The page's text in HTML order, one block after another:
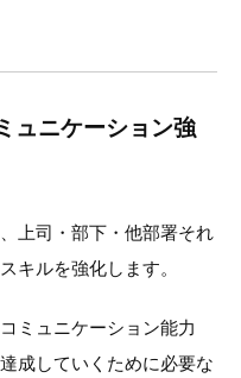
ュニケーション強
上司・部下・他部署それ
キルを強化します。
ミュニケーション能力
成していくために必要な